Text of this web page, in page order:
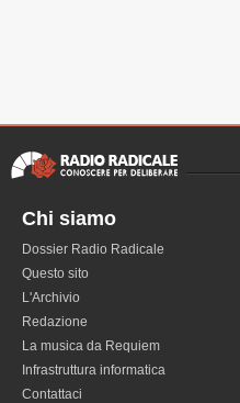
Chi siamo
Dossier Radio Radicale
Questo sito
L'Archivio
Redazione
La musica da Requiem
Infrastruttura informatica
Contattaci